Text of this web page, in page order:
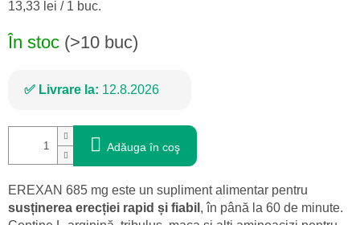
Evaluare
13,33 lei / 1 buc.
În stoc (>10 buc)
Livrare la: 12.8.2026
Adăuga în coş
EREXAN 685 mg este un supliment alimentar pentru
susținerea erecției rapid și fiabil , în până la 60 de minute.